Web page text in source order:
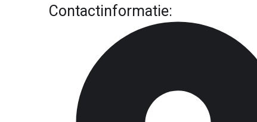
Contactinformatie: